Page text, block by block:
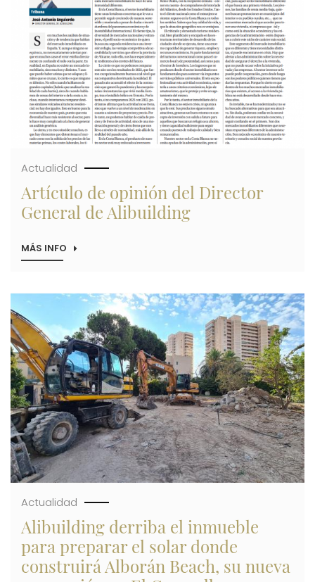
SUS
PROMOCIONES
DE
LA
COSTA
BLANCA
Actualidad
Artículo de opinión del Director
General de Alibuilding
MÁS INFO SOBRE
DEL
DIRECTOR
GENERAL
DE
ALIBUILDING
Imagen
Actualidad
Alibuilding derriba el inmueble
para preparar el solar donde
construirá Alborán Beach, su nueva